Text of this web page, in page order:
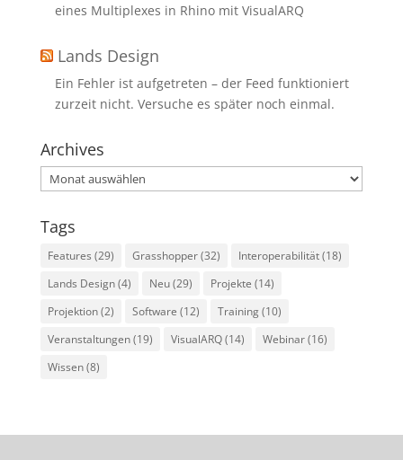
eines Multiplexes in Rhino mit VisualARQ
Lands Design
Ein Fehler ist aufgetreten – der Feed funktioniert
zurzeit nicht. Versuche es später noch einmal.
Archives
Archives
Tags
Features (29) Grasshopper(32) Interoperabilität(18)
Lands Design(4) Neu(29) Projekte (14)
Projektion(2) Software (12) Training(10)
Veranstaltungen(19) VisualARQ(14) Webinar(16)
Wissen(8)